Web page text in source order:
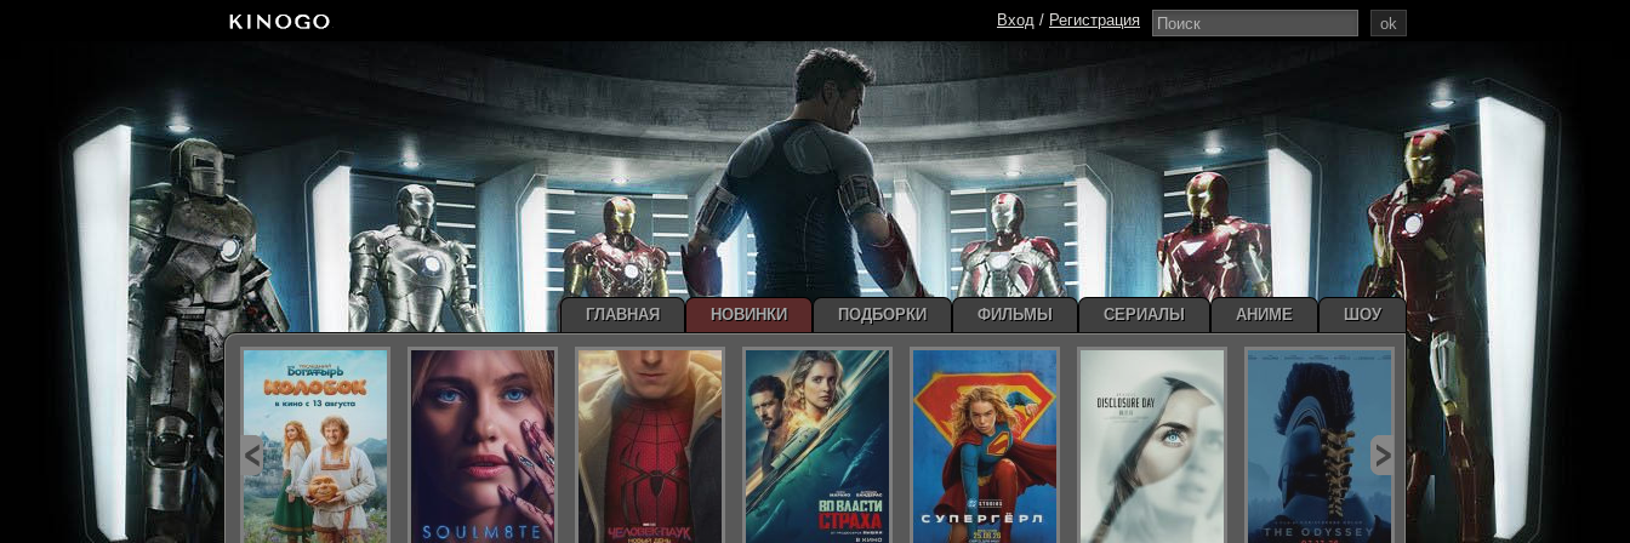
ok
Вход / Регистрация
ГЛАВНАЯ НОВИНКИ ПОДБОРКИ ФИЛЬМЫ СЕРИАЛЫ АНИМЕ ШОУ